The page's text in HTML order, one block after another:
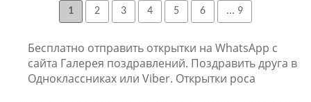
1 2 3 4 5 6 ... 9
Бесплатно отправить открытки на WhatsApp с
сайта Галерея поздравлений. Поздравить друга в
Одноклассниках или Viber. Открытки роса